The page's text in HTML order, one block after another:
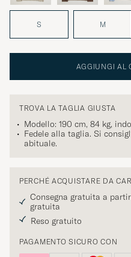
S M
AGGIUNGI AL
TROVA LA TAGLIA GIUSTA
Modello: 190 cm, 84 kg,
Fedele alla taglia. Si
abituale.
PERCHÉ ACQUISTARE DA
Consegna gratuita a
gratuita
Reso gratuito
PAGAMENTO SICURO CON